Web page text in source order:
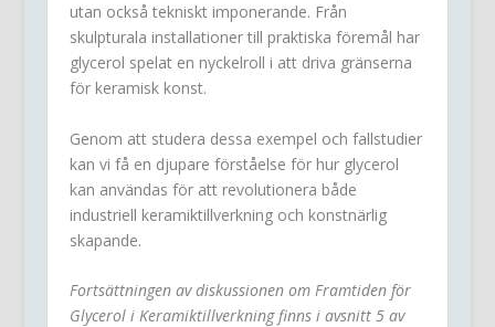
utan också tekniskt imponerande. Från
skulpturala installationer till praktiska föremål har
glycerol spelat en nyckelroll i att driva gränserna
för keramisk konst.
Genom att studera dessa exempel och fallstudier
kan vi få en djupare förståelse för hur glycerol
kan användas för att revolutionera både
industriell keramiktillverkning och konstnärlig
skapande.
Fortsättningen av diskussionen om Framtiden för
Glycerol i Keramiktillverkning finns i avsnitt 5 av